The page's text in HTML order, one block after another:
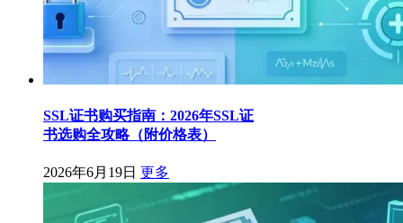
SSL证书购买指南：2026年SSL证
书选购全攻略（附价格表）
2026年6月19日 更多